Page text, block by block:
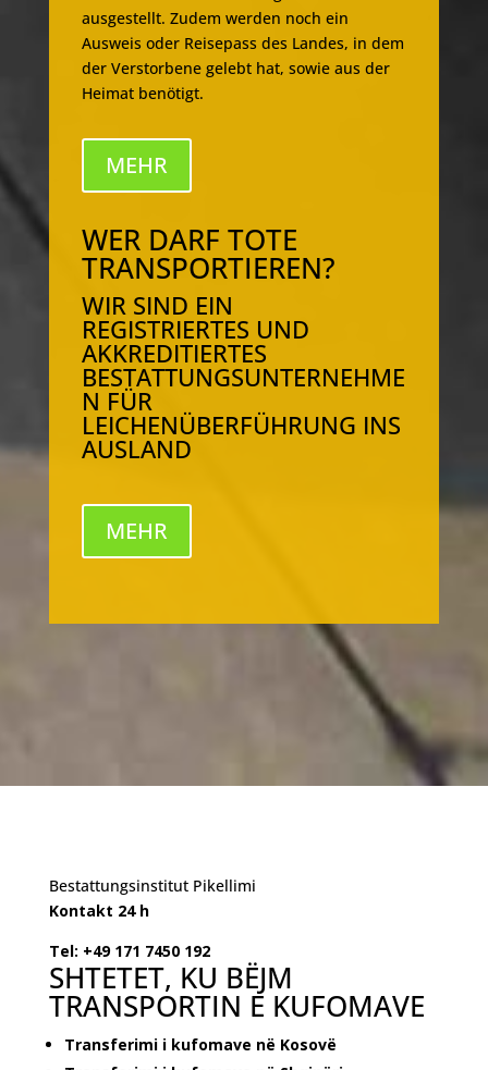
ausgestellt. Zudem werden noch ein
Ausweis oder Reisepass des Landes, in dem
der Verstorbene gelebt hat, sowie aus der
Heimat benötigt.
MEHR
WER DARF TOTE
TRANSPORTIEREN?
WIR SIND EIN
REGISTRIERTES UND
AKKREDITIERTES
BESTATTUNGSUNTERNEHME
N FÜR
LEICHENÜBERFÜHRUNG INS
AUSLAND
MEHR
Bestattungsinstitut Pikellimi
Kontakt 24 h
Tel: +49 171 7450 192
SHTETET, KU BËJM
TRANSPORTIN E KUFOMAVE
Transferimi i kufomave në Kosovë